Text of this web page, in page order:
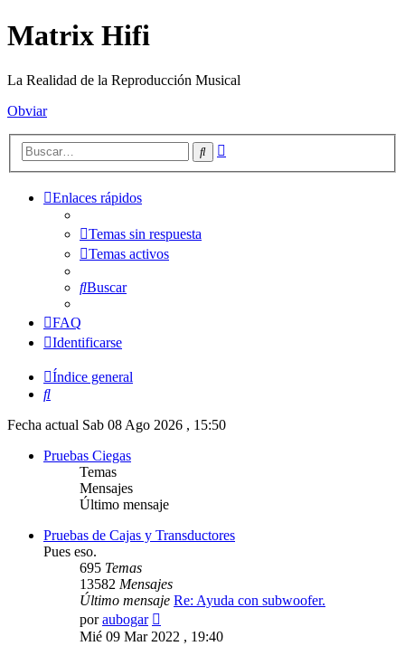
Matrix Hifi
La Realidad de la Reproducción Musical
Obviar
Buscar
Enlaces rápidos
Temas sin respuesta
Temas activos
Buscar
FAQ
Identificarse
Índice general
Buscar
Fecha actual Sab 08 Ago 2026 , 15:50
Pruebas Ciegas
Temas
Mensajes
Último mensaje
Pruebas de Cajas y Transductores
Pues eso.
695 Temas
13582 Mensajes
Último mensaje Re: Ayuda con subwoofer.
poraubogar
último
Mié 09 Mar 2022 , 19:40